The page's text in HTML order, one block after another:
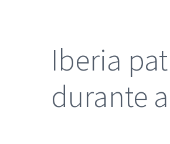
Iberia
durante